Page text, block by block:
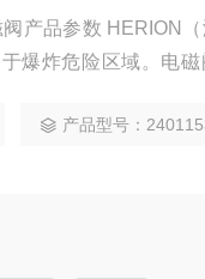
产品参数 HERION
爆炸危险区域。电
看到符号 重量[公斤]
产品型号：